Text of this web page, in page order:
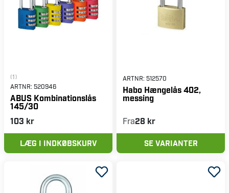
(1)
ARTNR: 520946
ABUS Kombinationslås
145/30
103 kr
LÆG I INDKØBSKURV
ARTNR: 512570
Habo Hængelås 402,
messing
Fra28 kr
SE VARIANTER